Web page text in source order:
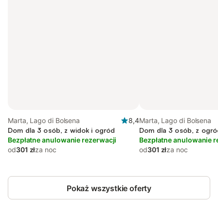
Marta, Lago di Bolsena
8,4
Dom dla 3 osób, z widok i ogród
Bezpłatne anulowanie rezerwacji
od301 złza noc
Marta, Lago di Bolsena
Dom dla 3 osób, z
Bezpłatne anulowanie
od301 złza noc
Pokaż wszystkie oferty